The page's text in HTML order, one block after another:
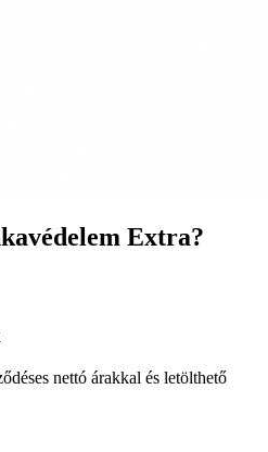
Extra?
nettó árakkal és letölthető